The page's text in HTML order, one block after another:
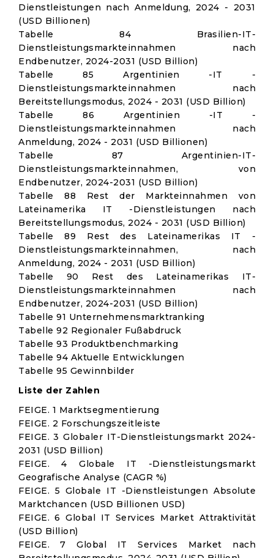
Dienstleistungen nach Anmeldung, 2024 - 2031
(USD Billionen)
Tabelle 84 Brasilien-IT-
Dienstleistungsmarkteinnahmen nach
Endbenutzer, 2024-2031 (USD Billion)
Tabelle 85 Argentinien -IT -
Dienstleistungsmarkteinnahmen nach
Bereitstellungsmodus, 2024 - 2031 (USD Billion)
Tabelle 86 Argentinien -IT -
Dienstleistungsmarkteinnahmen nach
Anmeldung, 2024 - 2031 (USD Billionen)
Tabelle 87 Argentinien-IT-
Dienstleistungsmarkteinnahmen, von
Endbenutzer, 2024-2031 (USD Billion)
Tabelle 88 Rest der Markteinnahmen von
Lateinamerika IT -Dienstleistungen nach
Bereitstellungsmodus, 2024 - 2031 (USD Billion)
Tabelle 89 Rest des Lateinamerikas IT -
Dienstleistungsmarkteinnahmen, nach
Anmeldung, 2024 - 2031 (USD Billion)
Tabelle 90 Rest des Lateinamerikas IT-
Dienstleistungsmarkteinnahmen nach
Endbenutzer, 2024-2031 (USD Billion)
Tabelle 91 Unternehmensmarktranking
Tabelle 92 Regionaler Fußabdruck
Tabelle 93 Produktbenchmarking
Tabelle 94 Aktuelle Entwicklungen
Tabelle 95 Gewinnbilder
Liste der Zahlen
FEIGE. 1 Marktsegmentierung
FEIGE. 2 Forschungszeitleiste
FEIGE. 3 Globaler IT-Dienstleistungsmarkt 2024-
2031 (USD Billion)
FEIGE. 4 Globale IT -Dienstleistungsmarkt
Geografische Analyse (CAGR %)
FEIGE. 5 Globale IT -Dienstleistungen Absolute
Marktchancen (USD Billionen USD)
FEIGE. 6 Global IT Services Market Attraktivität
(USD Billion)
FEIGE. 7 Global IT Services Market nach